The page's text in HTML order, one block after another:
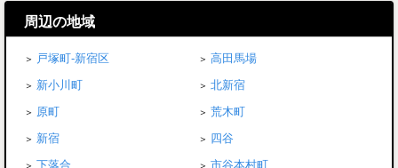
周辺の地域
戸塚町-新宿区
高田馬場
新小川町
北新宿
原町
荒木町
新宿
四谷
下落合
市谷本村町